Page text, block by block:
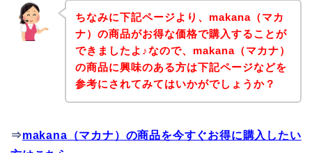
ちなみに下記ページより、makana（マカ
ナ）の商品がお得な価格で購入することが
できましたよ♪なので、makana（マカナ）
の商品に興味のある方は下記ページなどを
参考にされてみてはいかがでしょうか？
⇒makana（マカナ）の商品を今すぐお得に購入したい